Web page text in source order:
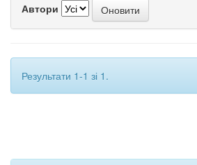
Автори
Результати 1-1 зі 1.